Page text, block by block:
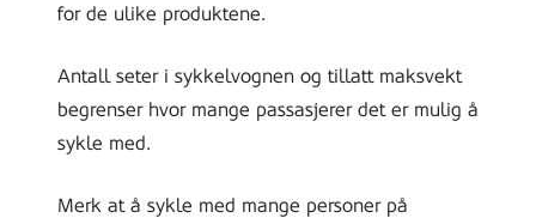
for de ulike produktene.
Antall seter i sykkelvognen og tillatt maksvekt
begrenser hvor mange passasjerer det er mulig å
sykle med.
Merk at å sykle med mange personer på